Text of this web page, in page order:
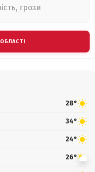
грози
28°
34°
24°
26°